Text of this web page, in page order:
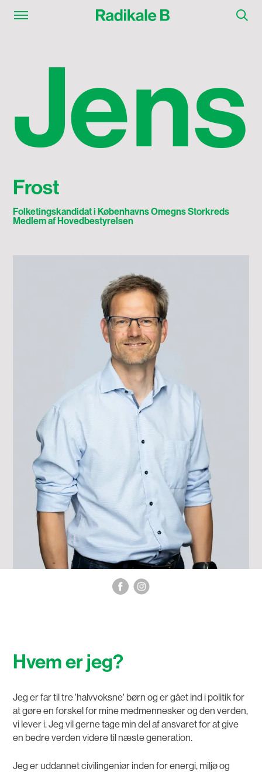
Jens
Frost
Folketingskandidat i Københavns Omegns Storkreds
Medlem af Hovedbestyrelsen
Hvem er jeg?
Jeg er far til tre 'halvvoksne' børn og er gået ind i politik for
at gøre en forskel for mine medmennesker og den verden,
vi lever i. Jeg vil gerne tage min del af ansvaret for at give
en bedre verden videre til næste generation.
Jeg er uddannet civilingeniør inden for energi, miljø og